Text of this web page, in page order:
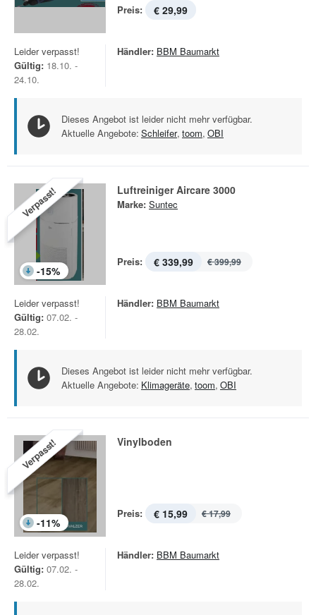
Preis: € 29,99
Leider verpasst!
Gültig: 18.10. -
24.10.
Händler: BBM Baumarkt
Dieses Angebot ist leider nicht mehr verfügbar.
Aktuelle Angebote: Schleifer, toom, OBI
Verpasst!
-15%
Luftreiniger Aircare 3000
Marke: Suntec
Preis: € 339,99 € 399,99
Leider verpasst!
Gültig: 07.02. -
28.02.
Händler: BBM Baumarkt
Dieses Angebot ist leider nicht mehr verfügbar.
Aktuelle Angebote: Klimageräte, toom, OBI
Verpasst!
-11%
Vinylboden
Preis: € 15,99 € 17,99
Leider verpasst!
Gültig: 07.02. -
28.02.
Händler: BBM Baumarkt